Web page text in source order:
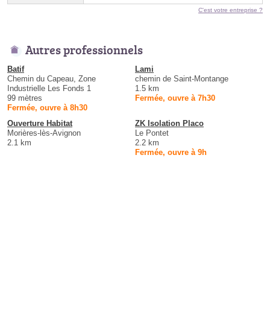
C'est votre entreprise ?
Autres professionnels
Batif
Chemin du Capeau, Zone
Industrielle Les Fonds 1
99 mètres
Fermée, ouvre à 8h30
Lami
chemin de Saint-Montange
1.5 km
Fermée, ouvre à 7h30
Ouverture Habitat
Morières-lès-Avignon
2.1 km
ZK Isolation Placo
Le Pontet
2.2 km
Fermée, ouvre à 9h